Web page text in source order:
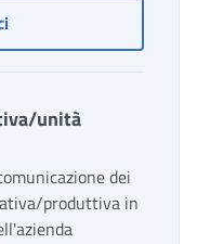
Cancellazione
unità
dei
produttiva in